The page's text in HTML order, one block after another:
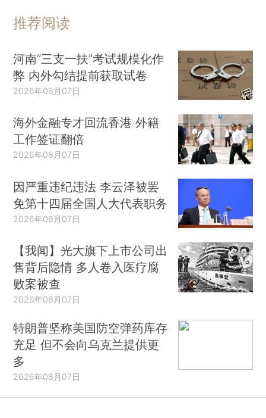
推荐阅读
河南“三支一扶”考试规模化作
弊 内外勾结提前获取试卷
2026年08月07日
海外金融专才回流香港 外籍
工作签证翻倍
2026年08月07日
因严重违纪违法 李云泽被罢
免第十四届全国人大代表职务
2026年08月07日
【我闻】光大旗下上市公司出
售背后隐情 多人卷入医疗腐
败案被查
2026年08月07日
特朗普坚称美国防空弹药库存
充足 但不会向乌克兰提供更
多
2026年08月07日